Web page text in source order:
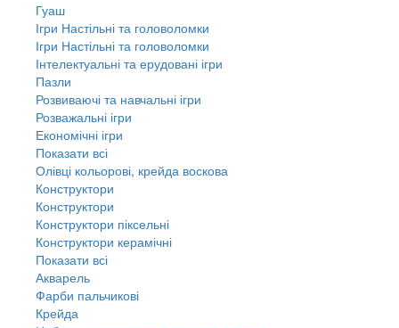
Гуаш
Ігри Настільні та головоломки
Ігри Настільні та головоломки
Інтелектуальні та ерудовані ігри
Пазли
Розвиваючі та навчальні ігри
Розважальні ігри
Економічні ігри
Показати всі
Олівці кольорові, крейда воскова
Конструктори
Конструктори
Конструктори піксельні
Конструктори керамічні
Показати всі
Акварель
Фарби пальчикові
Крейда